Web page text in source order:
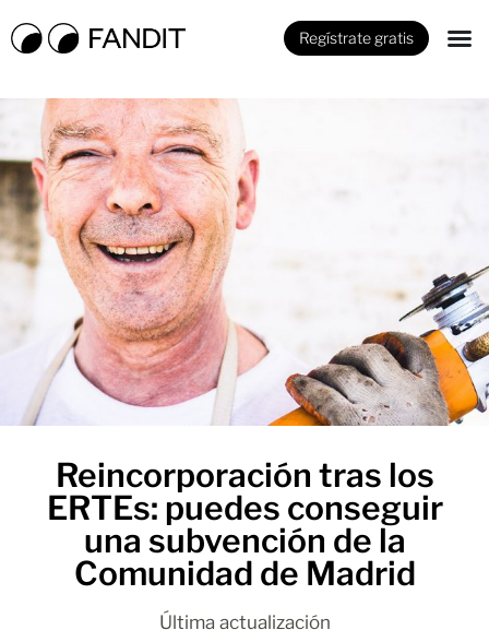
Regístrate gratis
Reincorporación tras los
ERTEs: puedes conseguir
una subvención de la
Comunidad de Madrid
Última actualización